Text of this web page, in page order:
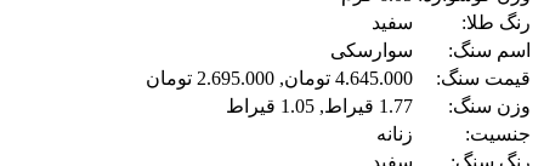
رنگ طلا:
سفید
اسم سنگ:
سوارسکی
قیمت سنگ:
4.645.000 تومان, 2.695.000 تومان
وزن سنگ:
1.77 قیراط, 1.05 قیراط
جنسیت:
زنانه
رنگ سنگ:
سفید